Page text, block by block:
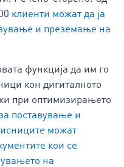
клиенти можат да ја
и преземање на
функција да им го
кон дигиталното
при оптимизирањето
поставување и
можат
кои се
на